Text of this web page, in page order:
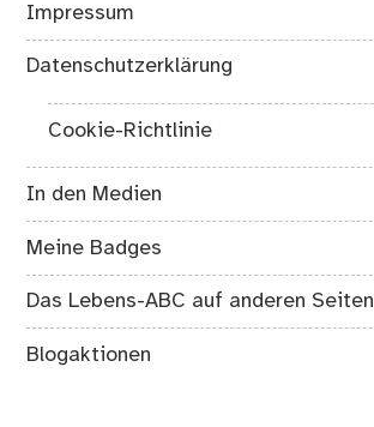
Impressum
Datenschutzerklärung
Cookie-Richtlinie
In den Medien
Meine Badges
Das Lebens-ABC auf anderen Seiten
Blogaktionen